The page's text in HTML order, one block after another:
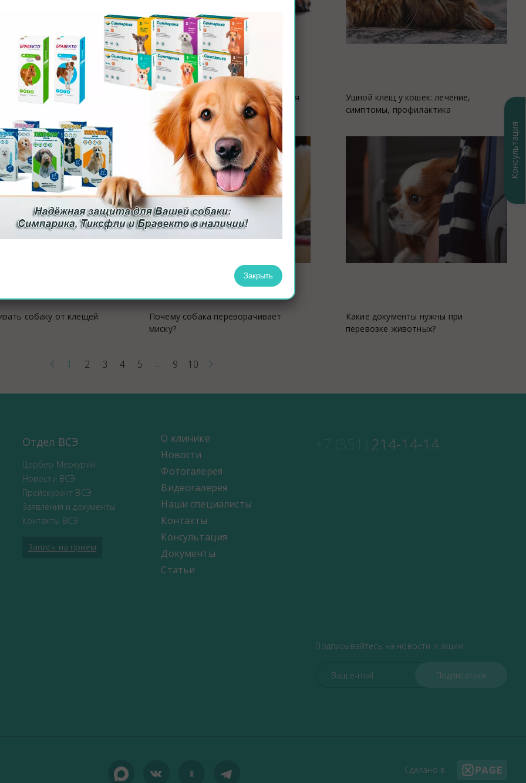
Консультация
как помочь питомцу
Как стричь когти собаке: пошаговая
инструкция
Ушной клещ у кошек: лечение,
симптомы, профилактика
собаку от клещей
Почему собака переворачивает
миску?
Какие документы нужны при
перевозке животных?
1 2 3 4 5 ... 9 10
Отдел ВСЭ
Цербер Меркурий
Новости ВСЭ
Прейскурант ВСЭ
Заявления и документы
Контакты ВСЭ
Запись на прием
О клинике
Новости
Фотогалерея
Видеогалерея
Наши специалисты
Контакты
Консультация
Документы
Статьи
214-14-14
Подписывайтесь на новости и акции
Сделано в
Закрыть